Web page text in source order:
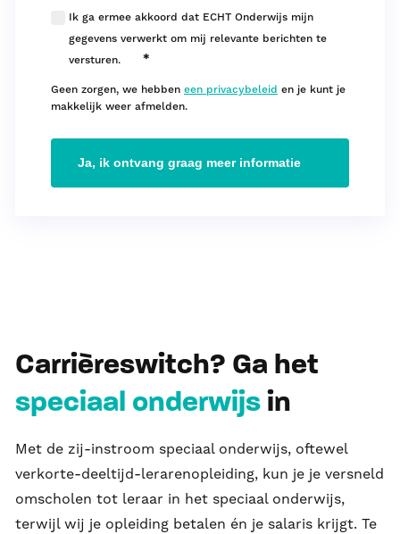
Carrièreswitch? Ga het
speciaal onderwijs in
Met de zij-instroom speciaal onderwijs, oftewel
verkorte-deeltijd-lerarenopleiding, kun je je versneld
omscholen tot leraar in het speciaal onderwijs,
terwijl wij je opleiding betalen én je salaris krijgt. Te
Ik ga ermee akkoord dat ECHT Onderwijs mijn
gegevens verwerkt om mij relevante berichten te
versturen.
*
Geen zorgen, we hebben een privacybeleid en je kunt je
makkelijk weer afmelden.